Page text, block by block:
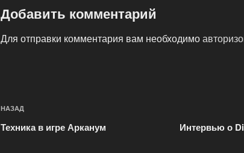
Добавить комментарий
Для отправки комментария вам необходимо
Навигация
по
Предыдущая
запись:
НАЗАД
Техника в игре Арканум Интервью о